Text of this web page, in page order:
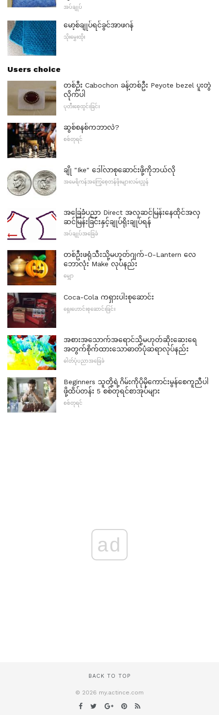
အပ်ချုပ်
မော့စ်ချုပ်ရင်ခွင်အာဖဂန်
သိုးမွှေးထိုး
Users choice
တစ်ဦး Cabochon ခန့်တစ်ဦး Peyote bezel ပူးတွဲ
လိုက်ပါ
ပုတီးစေ့ထွင်းခြင်း
ဆွစ်စနစ်ကဘာလဲ?
စစ်တုရင်
ချို "Ike" ဒေါ်လာစုဆောင်းဖို့ကိုဘယ်လို
အမေရိကန်အကြွေစေ့တန်ဖိုးများလမ်းညွှန်
အခြေခံပညာ Direct အလှဆင်မြန်းနေထိုင်အလှ
ဆင်မြန်းခြင်းနှင့်ချုပ်ရိုးချုပ်ရန်
အပ်ချုပ်အခြေခံ
တစ်ဦးဖရုံသီးသို့မဟုတ်ဂျက်-O-Lantern လေ
ဘောလုံး Make လုပ်နည်း
မျှော
Coca-Cola ကရှားပါးစုဆောင်း
ရှေးဟောင်းစုဆောင်းခြင်း
အစားအသောက်အရောင်သို့မဟုတ်ဆိုးဆေးရေ
အတွက်စိုက်ထားသောဓာတ်ပုံဆရာလုပ်နည်း
ဓါတ်ပုံပညာအခြေခံ
Beginners သူတို့ရဲ့ဂိမ်းကိုပိုမိုကောင်းမွန်စေကူညီပါ
ဖို့ထိပ်တန်း 5 စစ်တုရင်စာအုပ်များ
စစ်တုရင်
ad
BACK TO TOP
© 2026 my.actince.com